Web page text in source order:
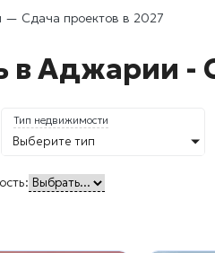
Сдача проектов в 2027
Аджарии -
Тип недвижимости
Выберите тип